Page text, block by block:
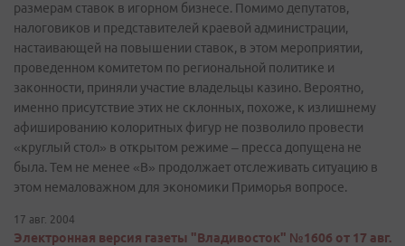
размерам ставок в игорном бизнесе. Помимо депутатов,
налоговиков и представителей краевой администрации,
настаивающей на повышении ставок, в этом мероприятии,
проведенном комитетом по региональной политике и
законности, приняли участие владельцы казино. Вероятно,
именно присутствие этих не склонных, похоже, к излишнему
афишированию колоритных фигур не позволило провести
«круглый стол» в открытом режиме – пресса допущена не
была. Тем не менее «В» продолжает отслеживать ситуацию в
этом немаловажном для экономики Приморья вопросе.
17 авг. 2004
Электронная версия газеты "Владивосток" №1606 от 17 авг.